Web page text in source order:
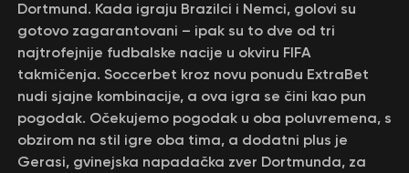
Dortmund. Kada igraju Brazilci i Nemci, golovi su
gotovo zagarantovani – ipak su to dve od tri
najtrofejnije fudbalske nacije u okviru FIFA
takmičenja. Soccerbet kroz novu ponudu ExtraBet
nudi sjajne kombinacije, a ova igra se čini kao pun
pogodak. Očekujemo pogodak u oba poluvremena, s
obzirom na stil igre oba tima, a dodatni plus je
Gerasi, gvinejska napadačka zver Dortmunda, za